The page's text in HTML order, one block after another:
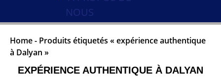
NOUS
Home- Produits étiquetés « expérience authentique
à Dalyan »
EXPÉRIENCE AUTHENTIQUE À DALYAN